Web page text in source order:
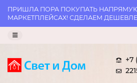
ПРИШЛА ПОРА ПОКУПАТЬ
МАРКЕТПЛЕЙСАХ! СДЕЛАЕМ
+7